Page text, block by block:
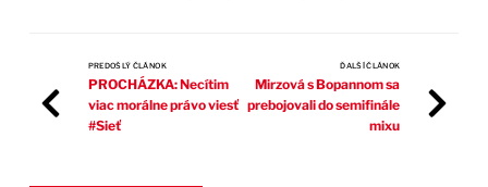
PREDOŠLÝ ČLÁNOK
PROCHÁZKA: Necítim
viac morálne právo viesť
#Sieť
ĎALŠÍ ČLÁNOK
Mirzová s Bopannom sa
prebojovali do semifinále
mixu